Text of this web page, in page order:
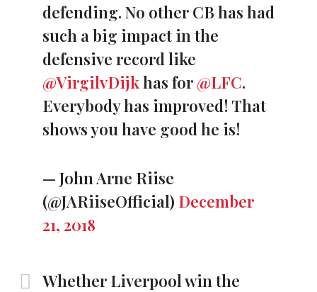
defending. No other CB has had
such a big impact in the
defensive record like
@VirgilvDijkhas for @LFC.
Everybody has improved! That
shows you have good he is!
— John Arne Riise
(@JARiiseOfficial) December
21, 2018
Whether Liverpool win the